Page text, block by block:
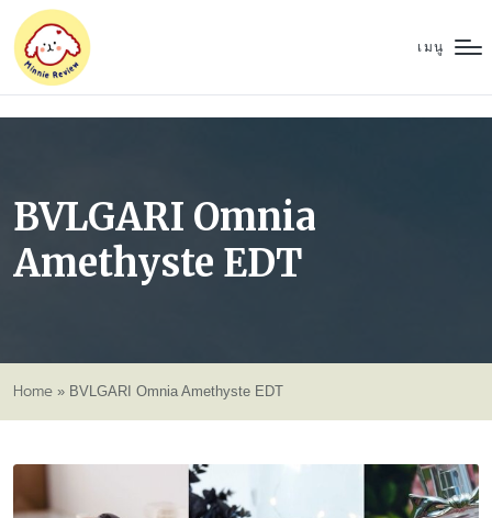
เมนู
BVLGARI Omnia
Amethyste EDT
Home » BVLGARI Omnia Amethyste EDT